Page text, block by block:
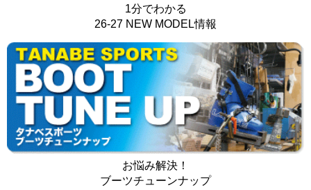
1分でわかる
26-27 NEW MODEL情報
お悩み解決！
ブーツチューンナップ